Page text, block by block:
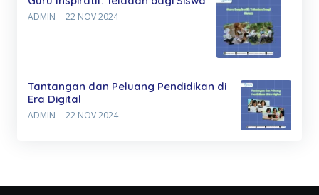
ADMIN 22 NOV 2024
Tantangan dan Peluang Pendidikan di
Era Digital
ADMIN 22 NOV 2024